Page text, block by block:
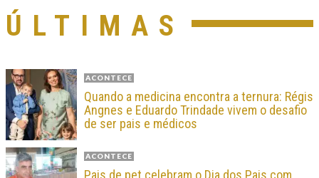
ÚLTIMAS
ACONTECE
Quando a medicina encontra a ternura: Régis
Angnes e Eduardo Trindade vivem o desafio
de ser pais e médicos
ACONTECE
Pais de pet celebram o Dia dos Pais com